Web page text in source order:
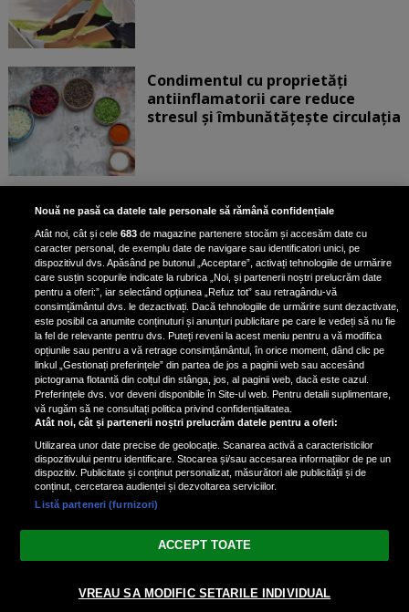
Condimentul cu proprietăți
antiinflamatorii care reduce
stresul și îmbunătățește circulația
Dormi mai putin de 8 ore pe
noapte? Medicul Mihaill Pautov a
spus la ce riscuri te expui: „Îți faci
foarte mult rău”
Doctor Marius Sava a dezvăluit
care sunt principalele cauze ale
somnolenței
Doctorul Marius Sava a...
Nouă ne pasă ca datele tale personale să rămână confidențiale
Atât noi, cât și cele683 de magazine partenere stocăm și accesăm date cu
caracter personal, de exemplu date de navigare sau identificatori unici, pe
dispozitivul dvs. Apăsând pe butonul „Acceptare”, activați tehnologiile de urmărire
care susțin scopurile indicate la rubrica „Noi, și partenerii noștri prelucrăm date
pentru a oferi:”, iar selectând opțiunea „Refuz tot” sau retragându-vă
consimțământul dvs. le dezactivați. Dacă tehnologiile de urmărire sunt dezactivate,
este posibil ca anumite conținuturi și anunțuri publicitare pe care le vedeți să nu fie
la fel de relevante pentru dvs. Puteți reveni la acest meniu pentru a vă modifica
opțiunile sau pentru a vă retrage consimțământul, în orice moment, dând clic pe
linkul „Gestionați preferințele” din partea de jos a paginii web sau accesând
pictograma flotantă din colțul din stânga, jos, al paginii web, dacă este cazul.
Preferințele dvs. vor deveni disponibile în Site-ul web. Pentru detalii suplimentare,
vă rugăm să ne consultați politica privind confidențialitatea.
Atât noi, cât și partenerii noștri prelucrăm datele pentru a oferi:
Utilizarea unor date precise de geolocație. Scanarea activă a caracteristicilor
dispozitivului pentru identificare. Stocarea și/sau accesarea informațiilor de pe un
dispozitiv. Publicitate și conținut personalizat, măsurători ale publicității și de
conținut, cercetarea audienței și dezvoltarea serviciilor.
Listă parteneri (furnizori)
ACCEPT TOATE
VREAU SA MODIFIC SETARILE INDIVIDUAL